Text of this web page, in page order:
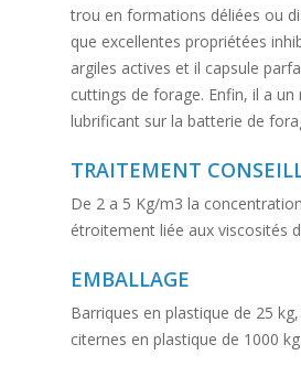
trou en formations déliées ou
que excellentes propriétées
argiles actives et il capsule
cuttings de forage. Enfin, il a
lubrificant sur la batterie de
TRAITEMENT
De 2 a 5 Kg/m3 la
étroitement liée aux viscosités
EMBALLAGE
Barriques en plastique de 25
citernes en plastique de 1000 kg.